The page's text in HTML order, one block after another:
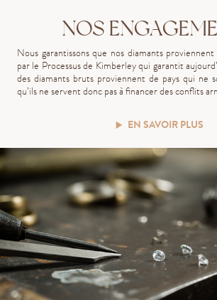
NOS
Nous garantissons que nos diamants
par le Processus de Kimberley qui garantit
des diamants bruts proviennent de pays qui ne
qu’ils ne servent donc pas à financer des conflits
EN SAVOIR PLUS